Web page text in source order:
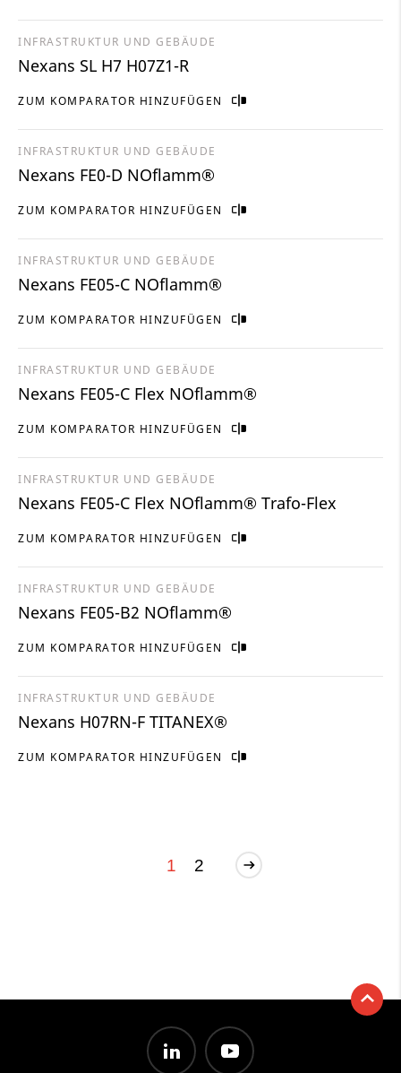
ZUM KOMPARATOR HINZUFÜGEN
INFRASTRUKTUR UND GEBÄUDE
Nexans SL H7 H07Z1-R
ZUM KOMPARATOR HINZUFÜGEN
INFRASTRUKTUR UND GEBÄUDE
Nexans FE0-D NOflamm®
ZUM KOMPARATOR HINZUFÜGEN
INFRASTRUKTUR UND GEBÄUDE
Nexans FE05-C NOflamm®
ZUM KOMPARATOR HINZUFÜGEN
INFRASTRUKTUR UND GEBÄUDE
Nexans FE05-C Flex NOflamm®
ZUM KOMPARATOR HINZUFÜGEN
INFRASTRUKTUR UND GEBÄUDE
Nexans FE05-C Flex NOflamm® Trafo-Flex
ZUM KOMPARATOR HINZUFÜGEN
INFRASTRUKTUR UND GEBÄUDE
Nexans FE05-B2 NOflamm®
ZUM KOMPARATOR HINZUFÜGEN
INFRASTRUKTUR UND GEBÄUDE
Nexans H07RN-F TITANEX®
1 2